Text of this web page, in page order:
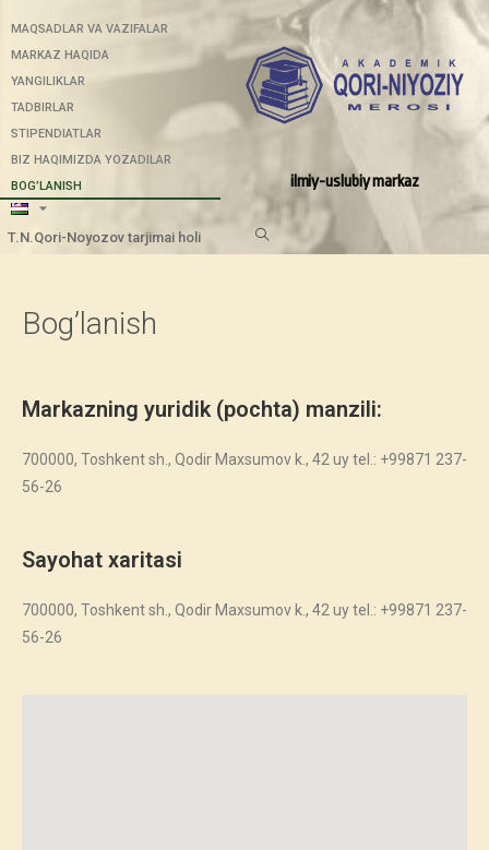
MAQSADLAR VA VAZIFALAR
MARKAZ HAQIDA
YANGILIKLAR
TADBIRLAR
STIPENDIATLAR
BIZ HAQIMIZDA YOZADILAR
BOG’LANISH
ilmiy-uslubiy markaz
T.N.Qori-Noyozov tarjimai holi
Bog’lanish
Markazning yuridik (pochta) manzili:
700000, Toshkent sh., Qodir Maxsumov k., 42 uy tel.: +99871 237-
56-26
Sayohat xaritasi
700000, Toshkent sh., Qodir Maxsumov k., 42 uy tel.: +99871 237-
56-26